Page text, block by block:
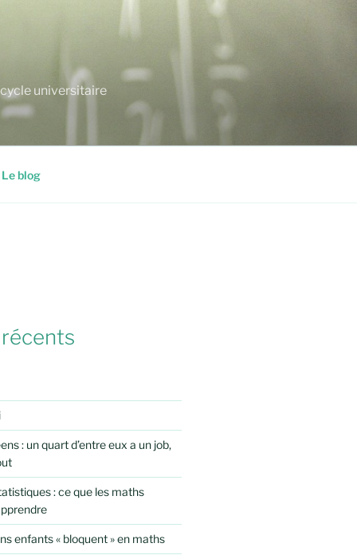
universitaire
Le blog
: un quart d’entre eux a un job,
: ce que les maths
enfants « bloquent » en maths